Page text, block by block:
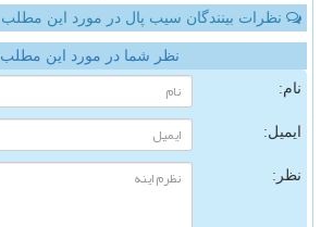
نظرات بینندگان سیب پال در مورد این مطلب
نظر شما در مورد این مطلب
نام:
ایمیل:
نظر: